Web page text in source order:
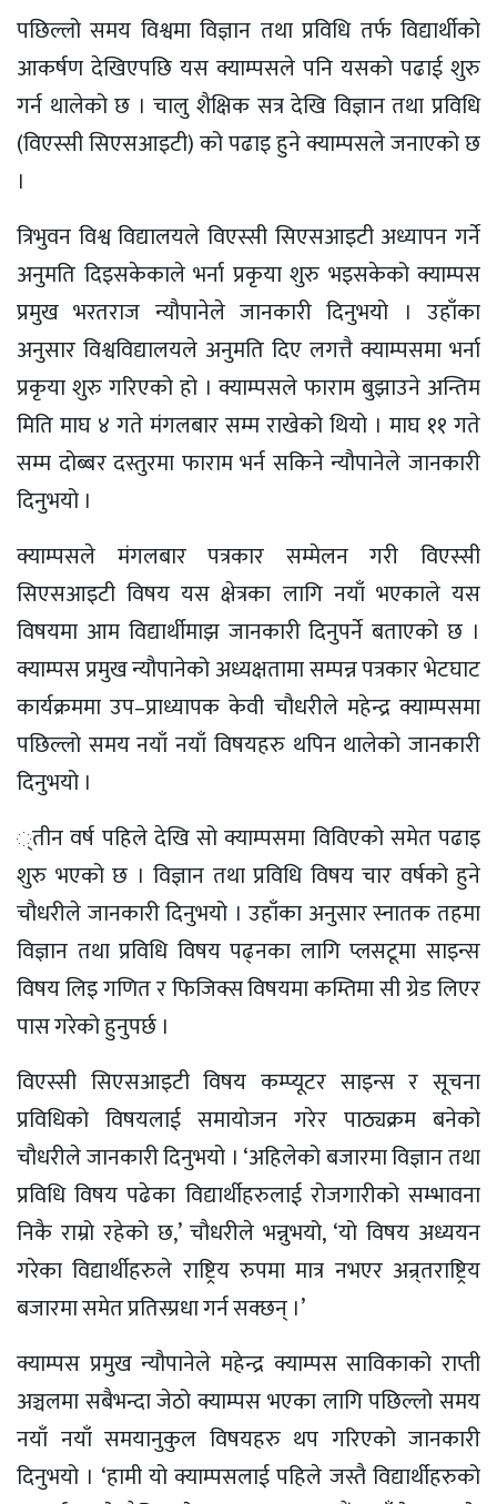
पछिल्लो समय विश्वमा विज्ञान तथा प्रविधि तर्फ विद्यार्थीको
आकर्षण देखिएपछि यस क्याम्पसले पनि यसको पढाई शुरु
गर्न थालेको छ । चालु शैक्षिक सत्र देखि विज्ञान तथा प्रविधि
(विएस्सी सिएसआइटी) को पढाइ हुने क्याम्पसले जनाएको छ
।
त्रिभुवन विश्व विद्यालयले विएस्सी सिएसआइटी अध्यापन गर्ने
अनुमति दिइसकेकाले भर्ना प्रकृया शुरु भइसकेको क्याम्पस
प्रमुख भरतराज न्यौपानेले जानकारी दिनुभयो । उहाँका
अनुसार विश्वविद्यालयले अनुमति दिए लगत्तै क्याम्पसमा भर्ना
प्रकृया शुरु गरिएको हो । क्याम्पसले फाराम बुझाउने अन्तिम
मिति माघ ४ गते मंगलबार सम्म राखेको थियो । माघ ११ गते
सम्म दोब्बर दस्तुरमा फाराम भर्न सकिने न्यौपानेले जानकारी
दिनुभयो ।
क्याम्पसले मंगलबार पत्रकार सम्मेलन गरी विएस्सी
सिएसआइटी विषय यस क्षेत्रका लागि नयाँ भएकाले यस
विषयमा आम विद्यार्थीमाझ जानकारी दिनुपर्ने बताएको छ ।
क्याम्पस प्रमुख न्यौपानेको अध्यक्षतामा सम्पन्न पत्रकार भेटघाट
कार्यक्रममा उप–प्राध्यापक केवी चौधरीले महेन्द्र क्याम्पसमा
पछिल्लो समय नयाँ नयाँ विषयहरु थपिन थालेको जानकारी
दिनुभयो ।
्तीन वर्ष पहिले देखि सो क्याम्पसमा विविएको समेत पढाइ
शुरु भएको छ । विज्ञान तथा प्रविधि विषय चार वर्षको हुने
चौधरीले जानकारी दिनुभयो । उहाँका अनुसार स्नातक तहमा
विज्ञान तथा प्रविधि विषय पढ्नका लागि प्लसटूमा साइन्स
विषय लिइ गणित र फिजिक्स विषयमा कम्तिमा सी ग्रेड लिएर
पास गरेको हुनुपर्छ ।
विएस्सी सिएसआइटी विषय कम्प्यूटर साइन्स र सूचना
प्रविधिको विषयलाई समायोजन गरेर पाठ्यक्रम बनेको
चौधरीले जानकारी दिनुभयो । ‘अहिलेको बजारमा विज्ञान तथा
प्रविधि विषय पढेका विद्यार्थीहरुलाई रोजगारीको सम्भावना
निकै राम्रो रहेको छ,’ चौधरीले भन्नुभयो, ‘यो विषय अध्ययन
गरेका विद्यार्थीहरुले राष्ट्रिय रुपमा मात्र नभएर अन्र्तराष्ट्रिय
बजारमा समेत प्रतिस्प्रधा गर्न सक्छन् ।’
क्याम्पस प्रमुख न्यौपानेले महेन्द्र क्याम्पस साविकाको राप्ती
अञ्चलमा सबैभन्दा जेठो क्याम्पस भएका लागि पछिल्लो समय
नयाँ नयाँ समयानुकुल विषयहरु थप गरिएको जानकारी
दिनुभयो । ‘हामी यो क्याम्पसलाई पहिले जस्तै विद्यार्थीहरुको